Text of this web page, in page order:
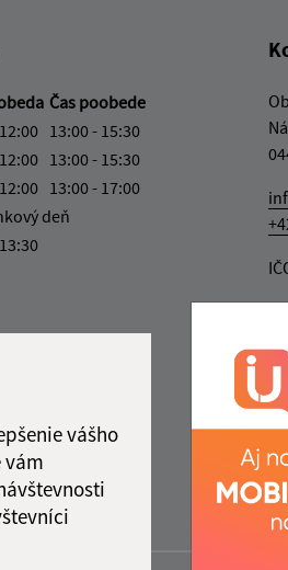
vášho
vám
Čas poobede
13:00 - 15:30
13:00 - 15:30
13:00 - 17:00
deň